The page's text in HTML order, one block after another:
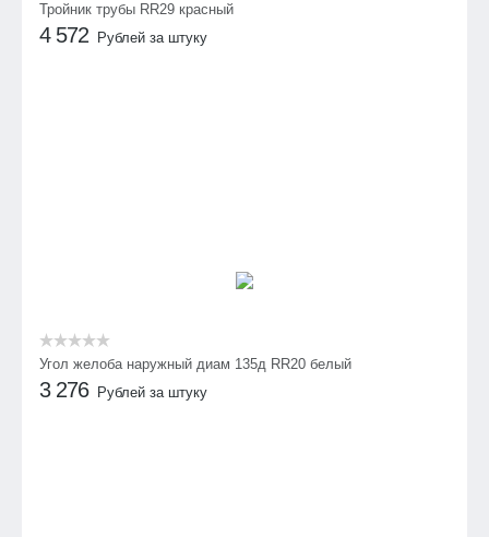
Тройник трубы RR29 красный
4 572 Рублей за штуку
Угол желоба наружный диам 135д RR20 белый
3 276 Рублей за штуку